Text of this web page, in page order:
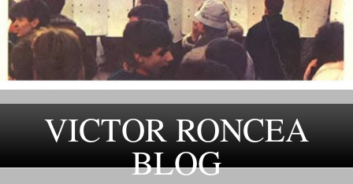
VICTOR RONCEA
BLOG